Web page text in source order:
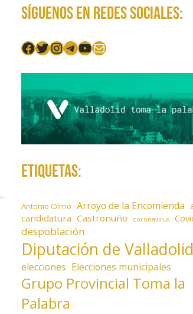
Síguenos en redes sociales:
Facebook
Twitter
Instagram
Telegram
YouTube
Mail
Etiquetas:
Antonio Olmo Arroyo de la Encomienda
candidatura Castronuño coronavirus
despoblación
Diputación de Valladolid
elecciones Elecciones municipales
Grupo Provincial Toma la
Palabra